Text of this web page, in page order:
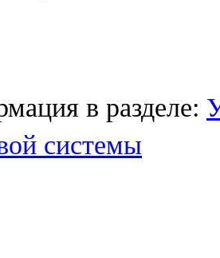
в разделе:
системы